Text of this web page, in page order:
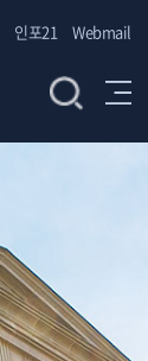
인포21 Webmail